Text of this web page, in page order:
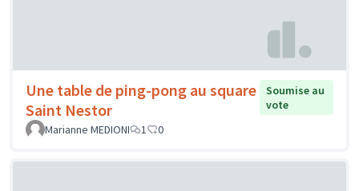
Une table de ping-pong au square
Saint Nestor
Soumise au
vote
Marianne MEDIONI
1 0